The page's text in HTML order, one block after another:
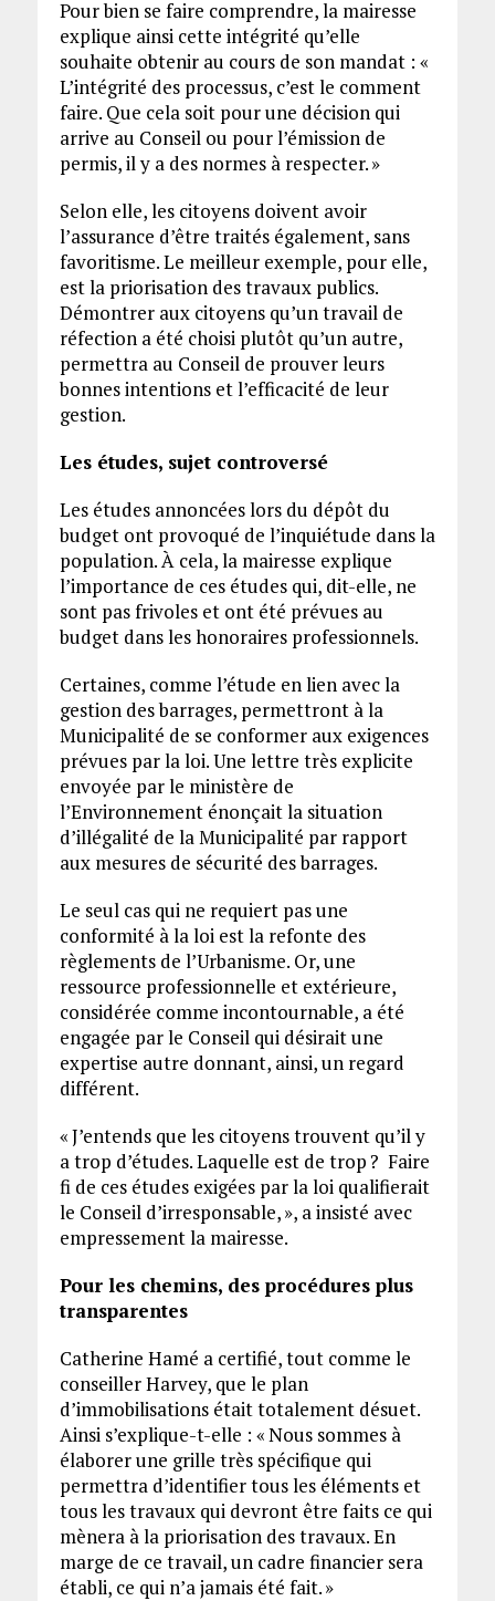
Pour bien se faire comprendre, la mairesse
explique ainsi cette intégrité qu’elle
souhaite obtenir au cours de son mandat : «
L’intégrité des processus, c’est le comment
faire. Que cela soit pour une décision qui
arrive au Conseil ou pour l’émission de
permis, il y a des normes à respecter. »
Selon elle, les citoyens doivent avoir
l’assurance d’être traités également, sans
favoritisme. Le meilleur exemple, pour elle,
est la priorisation des travaux publics.
Démontrer aux citoyens qu’un travail de
réfection a été choisi plutôt qu’un autre,
permettra au Conseil de prouver leurs
bonnes intentions et l’efficacité de leur
gestion.
Les études, sujet controversé
Les études annoncées lors du dépôt du
budget ont provoqué de l’inquiétude dans la
population. À cela, la mairesse explique
l’importance de ces études qui, dit-elle, ne
sont pas frivoles et ont été prévues au
budget dans les honoraires professionnels.
Certaines, comme l’étude en lien avec la
gestion des barrages, permettront à la
Municipalité de se conformer aux exigences
prévues par la loi. Une lettre très explicite
envoyée par le ministère de
l’Environnement énonçait la situation
d’illégalité de la Municipalité par rapport
aux mesures de sécurité des barrages.
Le seul cas qui ne requiert pas une
conformité à la loi est la refonte des
règlements de l’Urbanisme. Or, une
ressource professionnelle et extérieure,
considérée comme incontournable, a été
engagée par le Conseil qui désirait une
expertise autre donnant, ainsi, un regard
différent.
« J’entends que les citoyens trouvent qu’il y
a trop d’études. Laquelle est de trop ? Faire
fi de ces études exigées par la loi qualifierait
le Conseil d’irresponsable, », a insisté avec
empressement la mairesse.
Pour les chemins, des procédures plus
transparentes
Catherine Hamé a certifié, tout comme le
conseiller Harvey, que le plan
d’immobilisations était totalement désuet.
Ainsi s’explique-t-elle : « Nous sommes à
élaborer une grille très spécifique qui
permettra d’identifier tous les éléments et
tous les travaux qui devront être faits ce qui
mènera à la priorisation des travaux. En
marge de ce travail, un cadre financier sera
établi, ce qui n’a jamais été fait. »